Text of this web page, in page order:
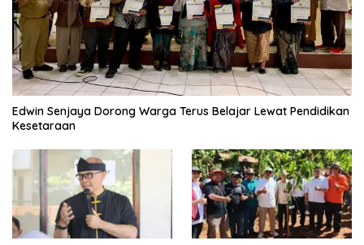
Edwin Senjaya Dorong Warga Terus Belajar Lewat Pendidikan
Kesetaraan